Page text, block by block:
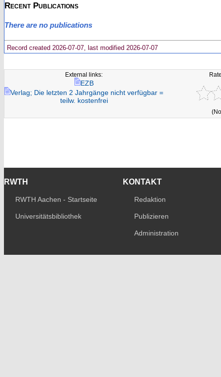
Recent Publications
There are no publications
Record created 2026-07-07, last modified 2026-07-07
External links:
EZB
Verlag; Die letzten 2 Jahrgänge nicht verfügbar =
teilw. kostenfrei
RWTH
RWTH Aachen - Startseite
Universitätsbibliothek
KONTAKT
Redaktion
Publizieren
Administration